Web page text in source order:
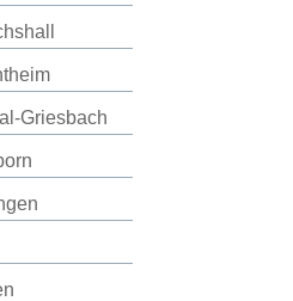
Griesbach